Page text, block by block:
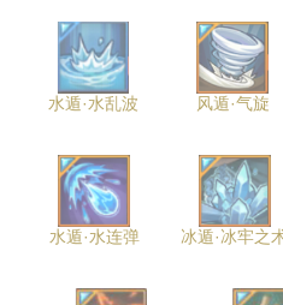
水遁·水乱波 风遁·气旋
水遁·水连弹 冰遁·冰牢之